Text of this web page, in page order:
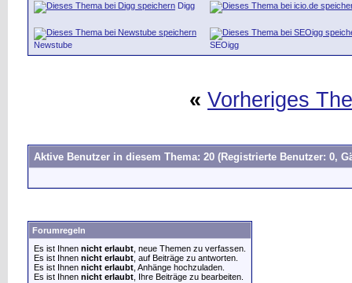
Digg
Newstube SEOigg
« Vorheriges
Aktive Benutzer in diesem Thema: 20 (Registrierte Benutzer: 0,
Forumregeln
Es ist Ihnen nicht erlaubt , neue Themen zu verfassen.
Es ist Ihnen nicht erlaubt , auf Beiträge zu antworten.
Es ist Ihnen nicht erlaubt , Anhänge hochzuladen.
Es ist Ihnen nicht erlaubt , Ihre Beiträge zu bearbeiten.